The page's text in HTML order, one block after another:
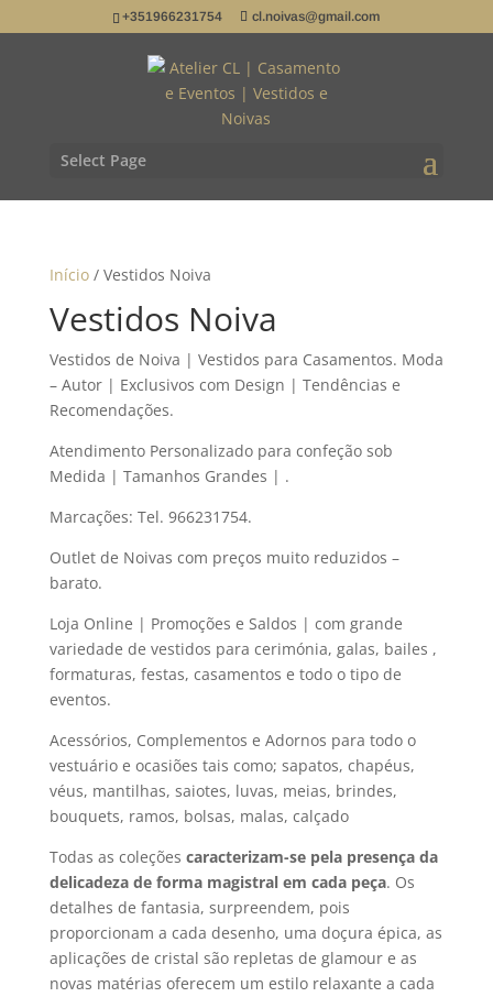
+351966231754 cl.noivas@gmail.com
Select Page
Início/ Vestidos Noiva
Vestidos Noiva
Vestidos de Noiva | Vestidos para Casamentos. Moda
– Autor | Exclusivos com Design | Tendências e
Recomendações.
Atendimento Personalizado para confeção sob
Medida | Tamanhos Grandes | .
Marcações: Tel. 966231754.
Outlet de Noivas com preços muito reduzidos –
barato.
Loja Online | Promoções e Saldos | com grande
variedade de vestidos para cerimónia, galas, bailes ,
formaturas, festas, casamentos e todo o tipo de
eventos.
Acessórios, Complementos e Adornos para todo o
vestuário e ocasiões tais como; sapatos, chapéus,
véus, mantilhas, saiotes, luvas, meias, brindes,
bouquets, ramos, bolsas, malas, calçado
Todas as coleções caracterizam-se pela presença da
delicadeza de forma magistral em cada peça. Os
detalhes de fantasia, surpreendem, pois
proporcionam a cada desenho, uma doçura épica, as
aplicações de cristal são repletas de glamour e as
novas matérias oferecem um estilo relaxante a cada